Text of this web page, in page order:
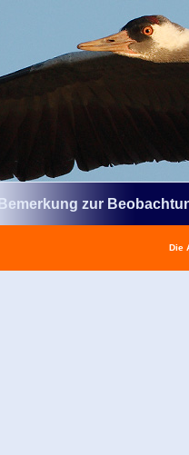
Bemerkung zur
Die